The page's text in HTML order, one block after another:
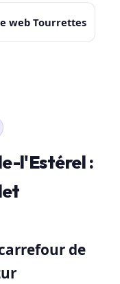
web Tourrettes
l'Estérel :
de